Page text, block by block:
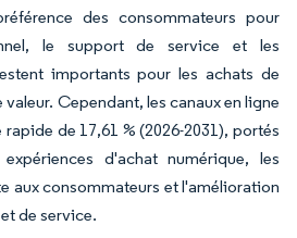
des consommateurs pour
le support de service et les
importants pour les achats de
Cependant, les canaux en ligne
de 17,61 % (2026-2031), portés
d'achat numérique, les
aux consommateurs et l'amélioration
de service.